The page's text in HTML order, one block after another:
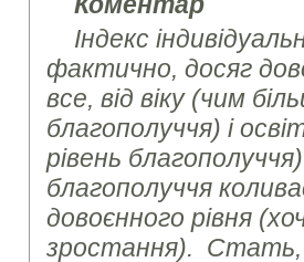
Індекс
фактично, досяг
все, від віку (чим
благополуччя) і
рівень
благополуччя
довоєнного рівня
зростання). Стать,